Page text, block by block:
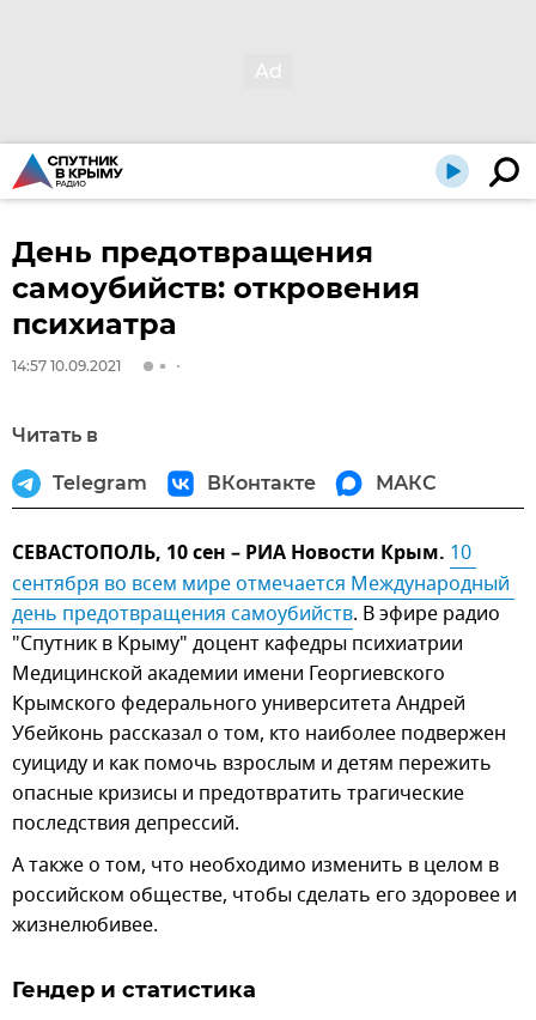
День предотвращения
самоубийств: откровения
психиатра
14:57 10.09.2021
Читать в
Telegram ВКонтакте МАКС
СЕВАСТОПОЛЬ, 10 сен – РИА Новости Крым. 10
сентября во всем мире отмечается Международный
день предотвращения самоубийств. В эфире радио
"Спутник в Крыму" доцент кафедры психиатрии
Медицинской академии имени Георгиевского
Крымского федерального университета Андрей
Убейконь рассказал о том, кто наиболее подвержен
суициду и как помочь взрослым и детям пережить
опасные кризисы и предотвратить трагические
последствия депрессий.
А также о том, что необходимо изменить в целом в
российском обществе, чтобы сделать его здоровее и
жизнелюбивее.
Гендер и статистика